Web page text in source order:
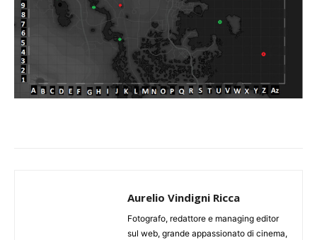
Aurelio Vindigni Ricca
Fotografo, redattore e managing editor
sul web, grande appassionato di cinema,